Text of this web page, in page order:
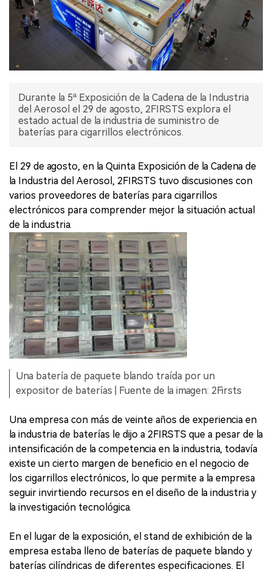
Durante la 5ª Exposición de la Cadena de la Industria
del Aerosol el 29 de agosto, 2FIRSTS explora el
estado actual de la industria de suministro de
baterías para cigarrillos electrónicos.
El 29 de agosto, en la Quinta Exposición de la Cadena de
la Industria del Aerosol, 2FIRSTS tuvo discusiones con
varios proveedores de baterías para cigarrillos
electrónicos para comprender mejor la situación actual
de la industria.
Una batería de paquete blando traída por un
expositor de baterías | Fuente de la imagen: 2Firsts
Una empresa con más de veinte años de experiencia en
la industria de baterías le dijo a 2FIRSTS que a pesar de la
intensificación de la competencia en la industria, todavía
existe un cierto margen de beneficio en el negocio de
los cigarrillos electrónicos, lo que permite a la empresa
seguir invirtiendo recursos en el diseño de la industria y
la investigación tecnológica.
En el lugar de la exposición, el stand de exhibición de la
empresa estaba lleno de baterías de paquete blando y
baterías cilíndricas de diferentes especificaciones. El